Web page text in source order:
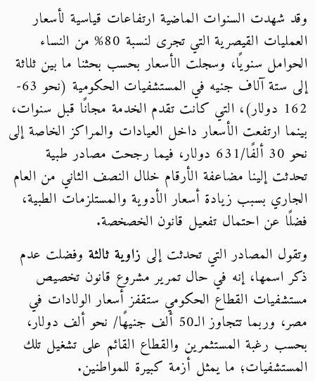
وقد شهدت السنوات الماضية ارتفاعات قياسية لأسعار
العمليات القيصرية التي تجرى لنسبة 80% من النساء
الحوامل سنويًا، وسجلت الأسعار بحسب بحثنا ما بين ثلاثة
إلى ستة آلاف جنيه في المستشفيات الحكومية (نحو 63-
162 دولار)، التي كانت تقدم الخدمة مجانًا قبل سنوات،
بينما ارتفعت الأسعار داخل العيادات والمراكز الخاصة إلى
نحو 30 ألفًا/631 دولار، فيما رجحت مصادر طبية
تحدثت إلينا مضاعفة الأرقام خلال النصف الثاني من العام
الجاري بسبب زيادة أسعار الأدوية والمستلزمات الطبية،
فضلًا عن احتمال تفعيل قانون الخصخصة.
وتقول المصادر التي تحدثت إلى زاوية ثالثة وفضلت عدم
ذكر اسمها، إنه في حال تمرير مشروع قانون تخصيص
مستشفيات القطاع الحكومي ستقفز أسعار الولادات في
مصر، وربما تتجاوز الـ50 ألف جنيهًا/ نحو ألف دولار،
بحسب رغبة المستثمرين والقطاع القائم على تشغيل تلك
المستشفيات؛ ما يمثل أزمة كبيرة للمواطنين.